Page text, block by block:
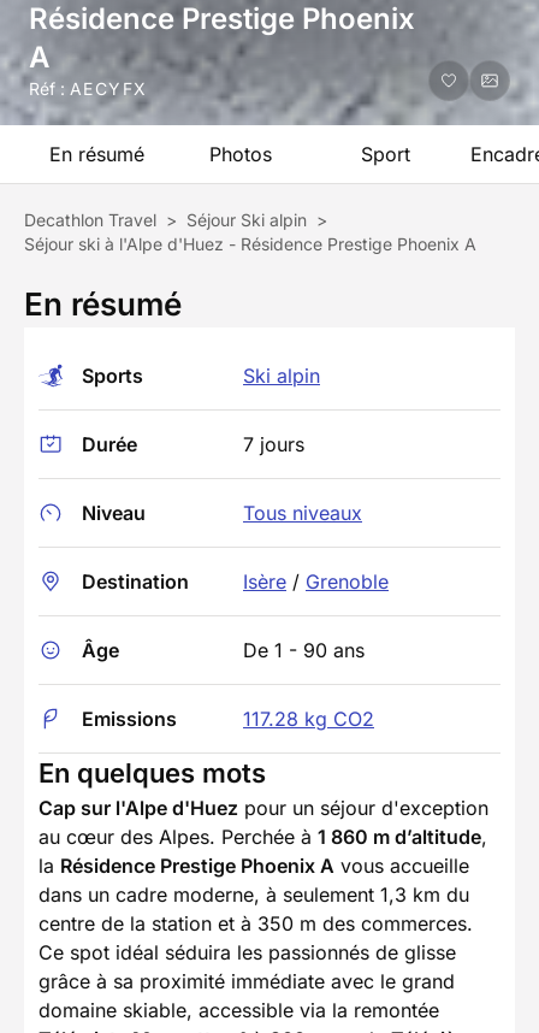
Résidence Prestige Phoenix
A
Réf : AECYFX
En résumé Photos Sport
Decathlon Travel > Séjour Ski alpin >
Séjour ski à l'Alpe d'Huez - Résidence Prestige Phoenix A
En résumé
Sports Ski alpin
Durée 7 jours
Niveau Tous niveaux
Destination Isère / Grenoble
Âge De 1 - 90 ans
Emissions 117.28 kg CO2
En quelques mots
Cap sur l'Alpe d'Huez pour un séjour d'exception
au cœur des Alpes. Perchée à 1 860 m d’altitude,
la Résidence Prestige Phoenix A vous accueille
dans un cadre moderne, à seulement 1,3 km du
centre de la station et à 350 m des commerces.
Ce spot idéal séduira les passionnés de glisse
grâce à sa proximité immédiate avec le grand
domaine skiable, accessible via la remontée